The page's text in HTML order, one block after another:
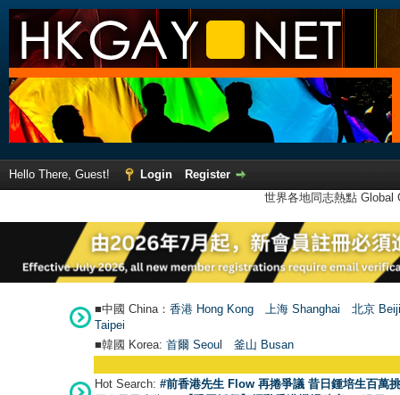
Hello There, Guest! Login
Register
世界各地同志熱點
■中國 China： 香港 Hong Kong 上海 Shanghai
北京
Taipei
■韓國 Korea: 首爾 Seoul 釜山 Busan
Hot Search: #前香港先生 Flow 再捲爭議 昔日鍾培生百萬